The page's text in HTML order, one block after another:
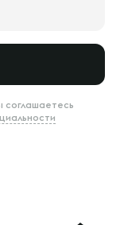
соглашаетесь